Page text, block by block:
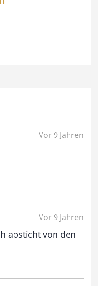
Vor 9 Jahren
Vor 9 Jahren
absticht von den